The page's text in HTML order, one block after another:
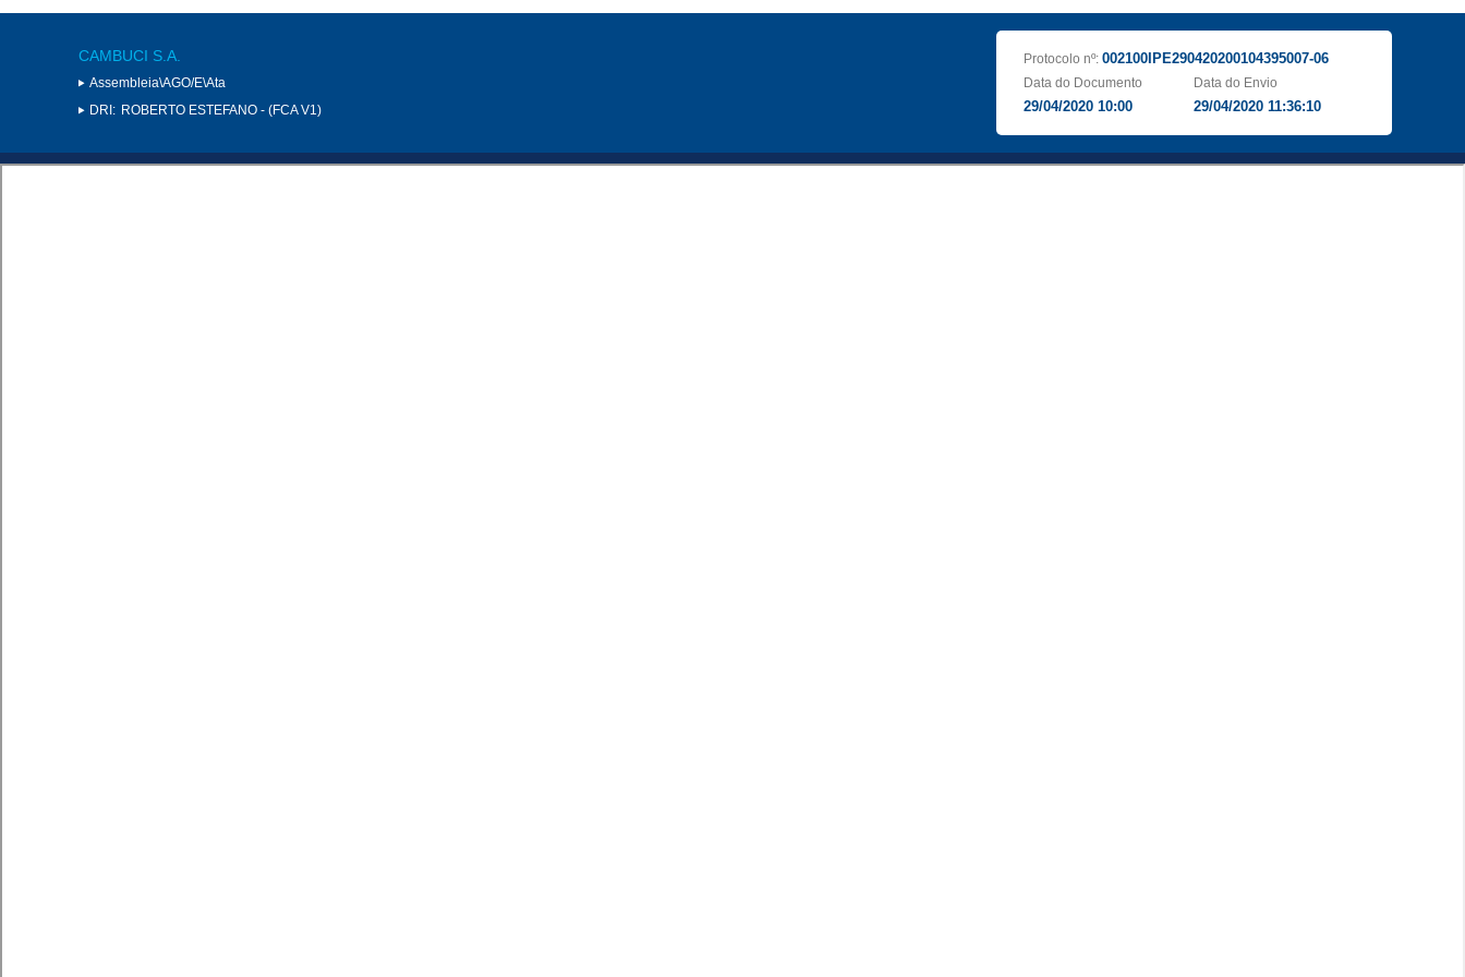
CAMBUCI S.A.
Assembleia\AGO/E\Ata
DRI: ROBERTO ESTEFANO - (FCA V1)
Protocolo nº: 002100IPE290420200104395007-06
Data do Documento
29/04/2020 10:00
Data do Envio
29/04/2020 11:36:10